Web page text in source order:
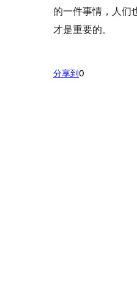
的一件事情，人们
才是重要的。
分享到0